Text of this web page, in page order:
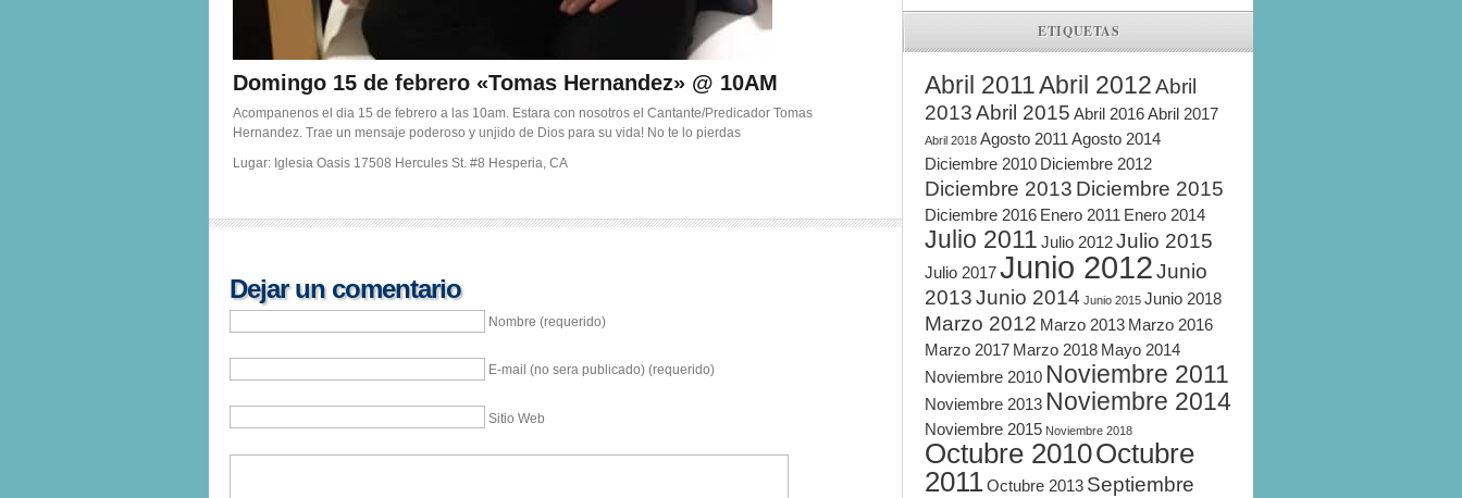
Domingo 15 de febrero «Tomas Hernandez» @ 10AM
Acompanenos el dia 15 de febrero a las 10am. Estara con nosotros el Cantante/Predicador Tomas
Hernandez. Trae un mensaje poderoso y unjido de Dios para su vida! No te lo pierdas
Lugar: Iglesia Oasis 17508 Hercules St. #8 Hesperia, CA
Dejar un comentario
Nombre (requerido)
E-mail (no sera publicado) (requerido)
Sitio Web
ETIQUETAS
Abril 2011Abril 2012Abril
2013Abril 2015 Abril 2016Abril 2017
Abril 2018 Agosto 2011 Agosto 2014
Diciembre 2010 Diciembre 2012
Diciembre 2013 Diciembre 2015
Diciembre 2016 Enero 2011 Enero 2014
Julio 2011 Julio 2012Julio 2015
Julio 2017Junio 2012Junio
2013Junio 2014 Junio 2015 Junio 2018
Marzo 2012 Marzo 2013 Marzo 2016
Marzo 2017 Marzo 2018 Mayo 2014
Noviembre 2010 Noviembre 2011
Noviembre 2013 Noviembre 2014
Noviembre 2015 Noviembre 2018
Octubre 2010Octubre
2011Octubre 2013 Septiembre